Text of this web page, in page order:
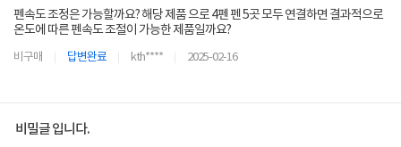
펜속도 조정은 가능할까요? 해당 제품 으로 4펜 펜 5곳 모두 연결하면 결과적으로
온도에 따른 펜속도 조절이 가능한 제품일까요?
비구매 답변완료 kth**** 2025-02-16
비밀글 입니다.